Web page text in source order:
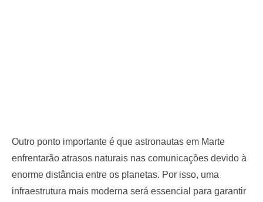
Outro ponto importante é que astronautas em Marte
enfrentarão atrasos naturais nas comunicações devido à
enorme distância entre os planetas. Por isso, uma
infraestrutura mais moderna será essencial para garantir